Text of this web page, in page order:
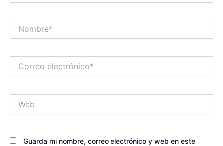
electrónico*
Guarda mi nombre, correo electrónico y web en este